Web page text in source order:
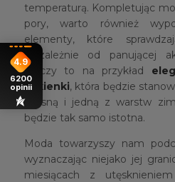
temperaturą. Kompletując
pory, warto również
elementy, które
niezależnie od panującej
rzeczy to na przykład
sukienki, która będzie
wiosną i jedną z warstw
będzie tak samo istotna.
Moda towarzyszy nam
wyznaczając niejako jej
miesiącach z
4.9
6200
opinii